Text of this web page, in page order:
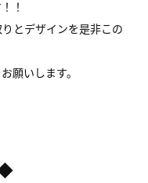
！
とデザインを是非この
願いします。